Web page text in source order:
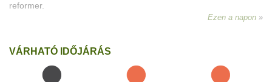
reformer.
Ezen a napon
VÁRHATÓ IDŐJÁRÁS